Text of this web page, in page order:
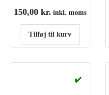
150,00 kr. inkl. moms
Tilføj til kurv
✔️